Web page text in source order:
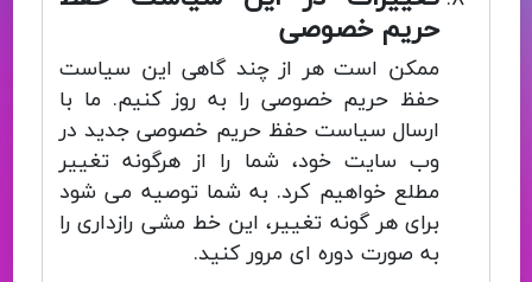
حریم خصوصی
ممکن است هر از چند گاهی این سیاست
حفظ حریم خصوصی را به روز کنیم. ما با
ارسال سیاست حفظ حریم خصوصی جدید در
وب سایت خود، شما را از هرگونه تغییر
مطلع خواهیم کرد. به شما توصیه می شود
برای هر گونه تغییر، این خط مشی رازداری را
به صورت دوره ای مرور کنید.